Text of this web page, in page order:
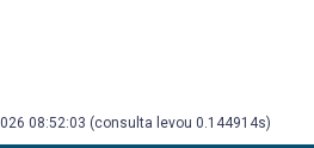
08:52:03 (consulta levou 0.144914s)